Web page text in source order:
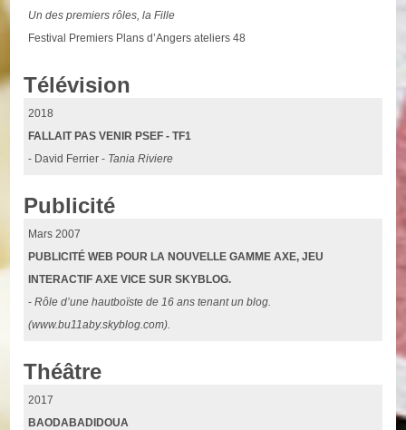
Un des premiers rôles, la Fille
Festival Premiers Plans d’Angers ateliers 48
Télévision
2018
FALLAIT PAS VENIR PSEF - TF1
- David Ferrier - Tania Riviere
Publicité
Mars 2007
PUBLICITÉ WEB POUR LA NOUVELLE GAMME AXE, JEU
INTERACTIF AXE VICE SUR SKYBLOG.
-Rôle d’une hautboïste de 16 ans tenant un blog.
(www.bu11aby.skyblog.com).
Théâtre
2017
BAODABADIDOUA